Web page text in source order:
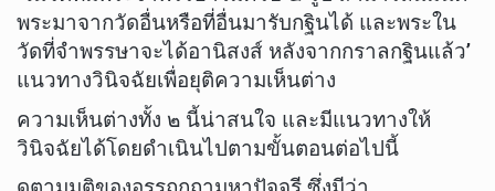
พระมาจากวัดอื่นหรือที่อื่นมารับกฐินได้ และพระใน
วัดที่จำพรรษาจะได้อานิสงส์ หลังจากกราลกฐินแล้ว’
แนวทางวินิจฉัยเพื่อยุติความเห็นต่าง
ความเห็นต่างทั้ง ๒ นี้น่าสนใจ และมีแนวทางให้
วินิจฉัยได้โดยดำเนินไปตามขั้นตอนต่อไปนี้